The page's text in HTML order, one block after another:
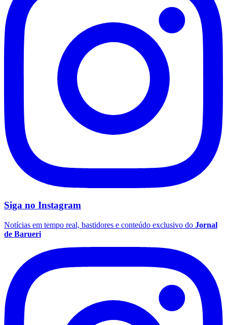
Siga no Instagram
Notícias em tempo real, bastidores e conteúdo exclusivo do Jornal
de Barueri